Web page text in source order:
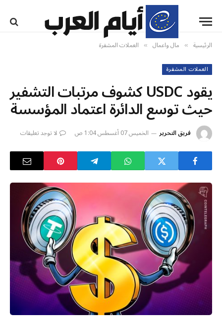
الرئيسية » مال واعمال » العملات المشفرة
العملات المشفرة
يقود USDC كشوف مرتبات التشفير
حيث توسع الدائرة اعتماد المؤسسة
فريق التحرير الخميس 07 أغسطس 1:04 ص لا توجد تعليقات